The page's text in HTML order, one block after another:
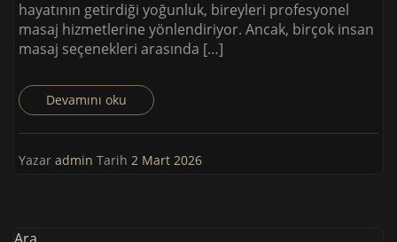
hayatının getirdiği yoğunluk, bireyleri profesyonel
masaj hizmetlerine yönlendiriyor. Ancak, birçok insan
masaj seçenekleri arasında […]
Devamını oku
Yazar admin Tarih 2 Mart 2026